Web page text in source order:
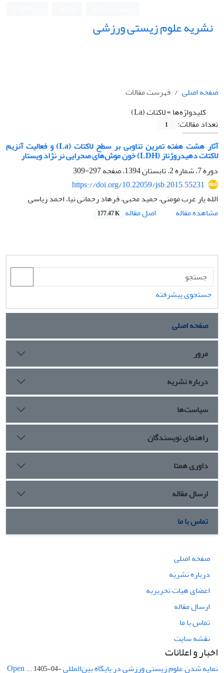
نشریه علوم زیستی ورزشی
صفحه اصلی
فهرست مقالات
کلیدواژه‌ها =لاکتات (La)
تعداد مقالات:
1
آثار هشت هفته تمرین تناوبی بر سطح لاکتات (La) و فعالیت آنزیم
لاکتات دهیدروژناز (LDH) خون موش‌های صحرایی نر نژاد ویستار
دوره 7، شماره 2، تابستان 1394، صفحه
297-309
https://doi.org/10.22059/jsb.2015.55231
الله یار عرب مومنی، حمید محبی، فرهاد رحمانی نیا، احمد ریاسی
مشاهده مقاله
اصل مقاله 177.47 K
جستجوی پیشرفته
صفحه اصلی
مرور
درباره نشریه
سیاست‌ها
راهنمای نویسندگان
داوری همتا
ارسال مقاله
تماس با ما
صفحه اصلی
درباره نشریه
اعضای هیات تحریریه
ارسال مقاله
تماس با ما
نقشه سایت
اخبار و اعلانات
نمایه شدن علوم زیستی ورزشی در پایگاه بین‌المللی Open ...1405-04-